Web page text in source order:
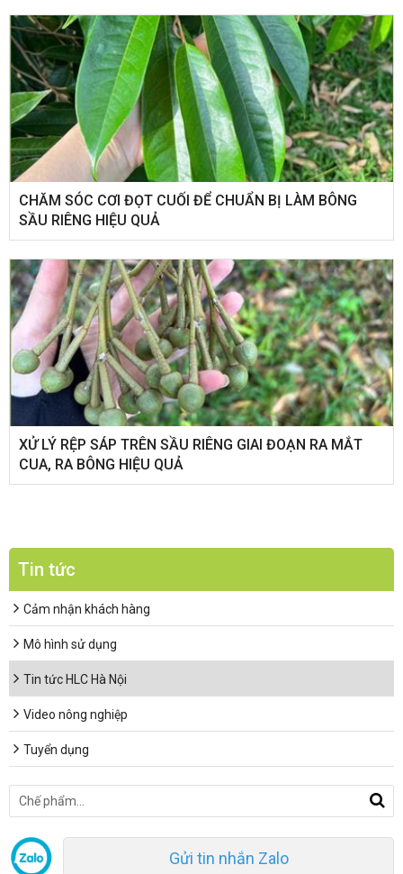
CHĂM SÓC CƠI ĐỌT CUỐI ĐỂ CHUẨN BỊ LÀM BÔNG
SẦU RIÊNG HIỆU QUẢ
XỬ LÝ RỆP SÁP TRÊN SẦU RIÊNG GIAI ĐOẠN RA MẮT
CUA, RA BÔNG HIỆU QUẢ
Tin tức
Cảm nhận khách hàng
Mô hình sử dụng
Tin tức HLC Hà Nội
Video nông nghiệp
Tuyển dụng
Gửi tin nhắn Zalo